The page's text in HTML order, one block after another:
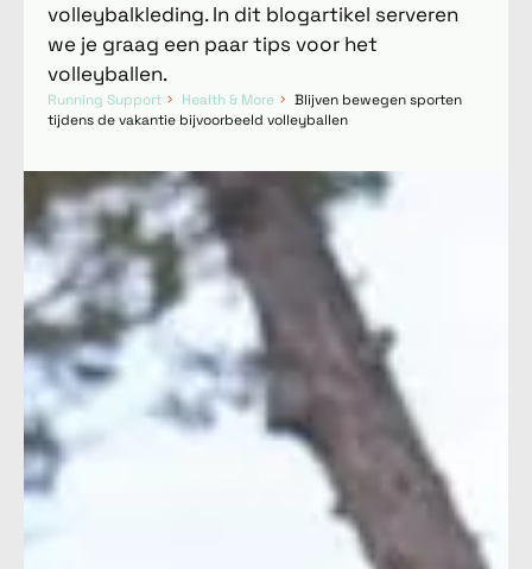
volleybalkleding. In dit blogartikel serveren
we je graag een paar tips voor het
volleyballen.
Running Support Health & More
Blijven bewegen sporten
tijdens de vakantie bijvoorbeeld volleyballen